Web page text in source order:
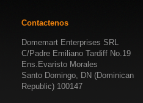
Contactenos
Domemart Enterprises SRL
C/Padre Emiliano Tardiff No.19
Ens.Evaristo Morales
Santo Domingo, DN (Dominican
Republic) 100147